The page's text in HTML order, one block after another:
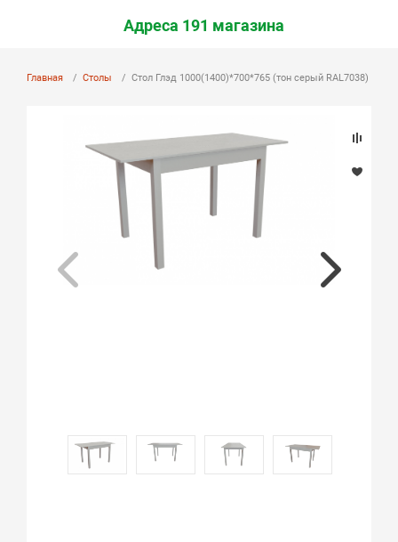
Адреса 191 магазина
Главная Столы Стол Глэд 1000(1400)*700*765 (тон серый RAL7038)